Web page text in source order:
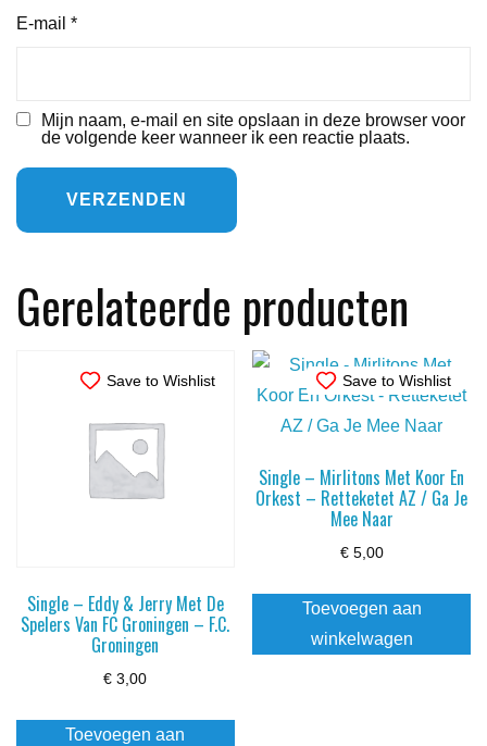
E-mail *
Mijn naam, e-mail en site opslaan in deze browser voor
de volgende keer wanneer ik een reactie plaats.
Gerelateerde producten
Save to Wishlist
Single – Eddy & Jerry Met De
Spelers Van FC Groningen – F.C.
Groningen
€ 3,00
Toevoegen aan
Save to Wishlist
Single – Mirlitons Met Koor En
Orkest – Retteketet AZ / Ga Je
Mee Naar
€5,00
Toevoegen aan
winkelwagen